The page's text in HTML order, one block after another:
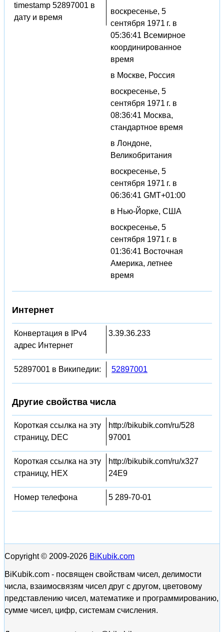
timestamp 52897001 в
дату и время
воскресенье, 5
сентября 1971 г. в
05:36:41 Всемирное
координированное
время
в Москве, Россия
воскресенье, 5
сентября 1971 г. в
08:36:41 Москва,
стандартное время
в Лондоне,
Великобритания
воскресенье, 5
сентября 1971 г. в
06:36:41 GMT+01:00
в Нью-Йорке, США
воскресенье, 5
сентября 1971 г. в
01:36:41 Восточная
Америка, летнее
время
Интернет
Конвертация в IPv4
адрес Интернет
3.39.36.233
52897001 в Википедии: 52897001
Другие свойства числа
Короткая ссылка на эту
страницу, DEC
http://bikubik.com/ru/528
97001
Короткая ссылка на эту
страницу, HEX
http://bikubik.com/ru/x327
24E9
Номер телефона 5 289-70-01
Copyright © 2009-2026 BiKubik.com
BiKubik.com - посвящен свойствам чисел, делимости
числа, взаимосвязям чисел друг с другом, цветовому
представлению чисел, математике и программированию,
сумме чисел, цифр, системам счисления.